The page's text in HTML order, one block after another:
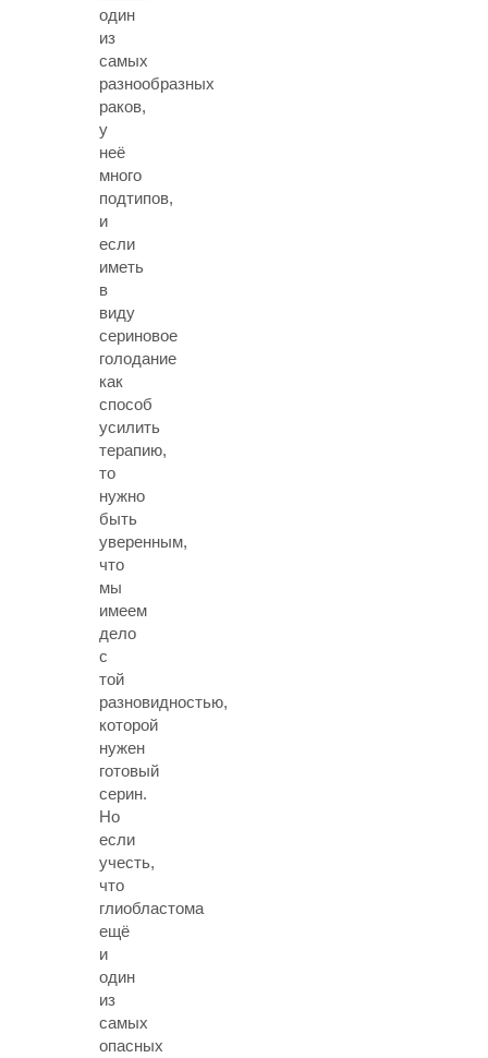
один
из
самых
разнообразных
раков,
у
неё
много
подтипов,
и
если
иметь
в
виду
сериновое
голодание
как
способ
усилить
терапию,
то
нужно
быть
уверенным,
что
мы
имеем
дело
с
той
разновидностью,
которой
нужен
готовый
серин.
Но
если
учесть,
что
глиобластома
ещё
и
один
из
самых
опасных